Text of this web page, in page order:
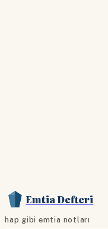
Emtia Defteri
hap gibi emtia notları